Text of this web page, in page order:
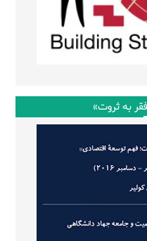
به ثروت»